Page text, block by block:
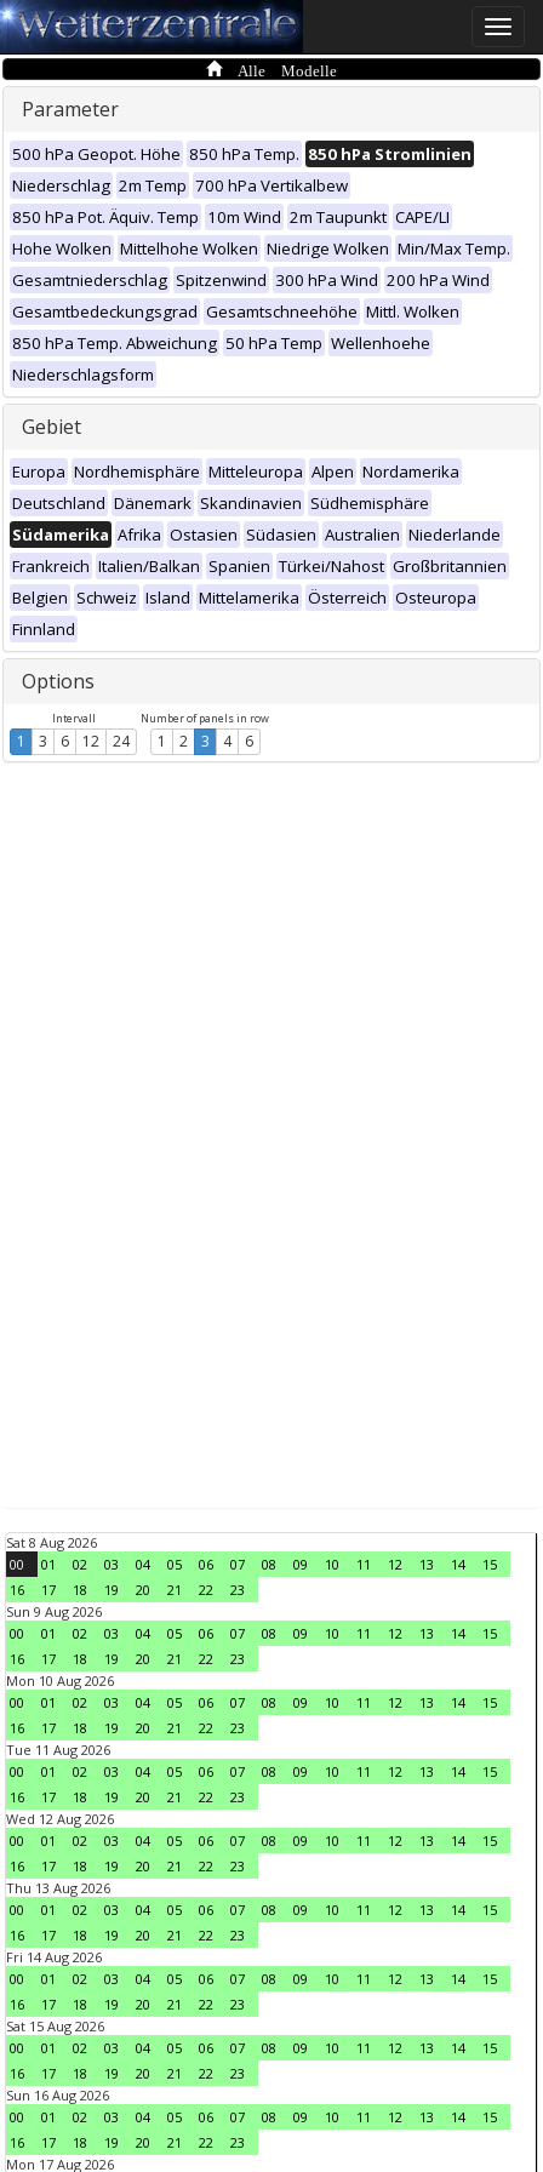
Toggle
Alle Modelle
Parameter
500 hPa Geopot. Höhe 850 hPa Temp. 850 hPa Stromlinien
Niederschlag 2m Temp 700 hPa Vertikalbew
850 hPa Pot. Äquiv. Temp 10m Wind 2m Taupunkt CAPE/LI
Hohe Wolken Mittelhohe Wolken Niedrige Wolken Min/Max Temp.
Gesamtniederschlag Spitzenwind 300 hPa Wind 200 hPa Wind
Gesamtbedeckungsgrad Gesamtschneehöhe Mittl. Wolken
850 hPa Temp. Abweichung 50 hPa Temp Wellenhoehe
Niederschlagsform
Gebiet
Europa Nordhemisphäre Mitteleuropa Alpen Nordamerika
Deutschland Dänemark Skandinavien Südhemisphäre
Südamerika Afrika Ostasien Südasien Australien Niederlande
Frankreich Italien/Balkan Spanien Türkei/Nahost Großbritannien
Belgien Schweiz Island Mittelamerika Österreich Osteuropa
Finnland
Options
Intervall
1 3 6 12 24
Number of panels in row
1 2 3 4 6
Sat 8 Aug 2026
00
01 02 03 04 05 06 07 08 09 10 11 12 13 14
15
16
17 18 19 20 21 22
23
Sun 9 Aug 2026
00
01 02 03 04 05 06 07 08 09 10 11 12 13 14
15
16
17 18 19 20 21 22
23
Mon 10 Aug 2026
00
01 02 03 04 05 06 07 08 09 10 11 12 13 14
15
16
17 18 19 20 21 22
23
Tue 11 Aug 2026
00
01 02 03 04 05 06 07 08 09 10 11 12 13 14
15
16
17 18 19 20 21 22
23
Wed 12 Aug 2026
00
01 02 03 04 05 06 07 08 09 10 11 12 13 14
15
16
17 18 19 20 21 22
23
Thu 13 Aug 2026
00
01 02 03 04 05 06 07 08 09 10 11 12 13 14
15
16
17 18 19 20 21 22
23
Fri 14 Aug 2026
00
01 02 03 04 05 06 07 08 09 10 11 12 13 14
15
16
17 18 19 20 21 22
23
Sat 15 Aug 2026
00
01 02 03 04 05 06 07 08 09 10 11 12 13 14
15
16
17 18 19 20 21 22
23
Sun 16 Aug 2026
00
01 02 03 04 05 06 07 08 09 10 11 12 13 14
15
16
17 18 19 20 21 22
23
Mon 17 Aug 2026